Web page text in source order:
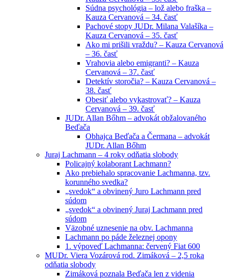
Súdna psychológia – lož alebo fraška –
Kauza Cervanová – 34. časť
Pachové stopy JUDr. Milana Valašíka –
Kauza Cervanová – 35. časť
Ako mi prišili vraždu? – Kauza Cervanová
– 36. časť
Vrahovia alebo emigranti? – Kauza
Cervanová – 37. časť
Detektív storočia? – Kauza Cervanová –
38. časť
Obesiť alebo vykastrovať? – Kauza
Cervanová – 39. časť
JUDr. Allan Bőhm – advokát obžalovaného
Beďača
Obhajca Beďača a Čermana – advokát
JUDr. Allan Bőhm
Juraj Lachmann – 4 roky odňatia slobody
Policajný kolaborant Lachmann?
Ako prebiehalo spracovanie Lachmanna, tzv.
korunného svedka?
„svedok“ a obvinený Juro Lachmann pred
súdom
„svedok“ a obvinený Juraj Lachmann pred
súdom
Väzobné uznesenie na obv. Lachmanna
Lachmann po páde železnej opony
1. výpoveď Lachmanna: červený Fiat 600
MUDr. Viera Vozárová rod. Zimáková – 2,5 roka
odňatia slobody
Zimáková poznala Beďača len z videnia